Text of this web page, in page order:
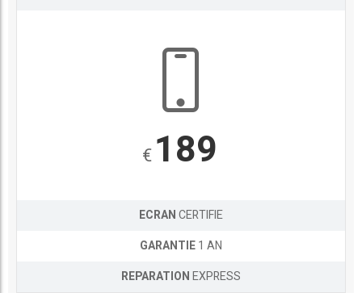
€189
ECRANCERTIFIE
GARANTIE1 AN
REPARATIONEXPRESS